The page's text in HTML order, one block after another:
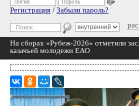
Логин Пароль
Регистрация / Забыли пароль?
На сборах «Рубеж-2026» отметили
казачьей молодежи ЕАО